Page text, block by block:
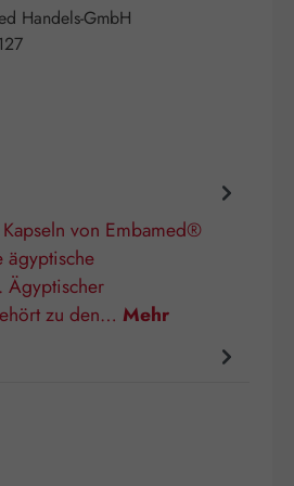
Handels-GmbH
von Embamed®
ägyptische
Ägyptischer
zu den… Mehr